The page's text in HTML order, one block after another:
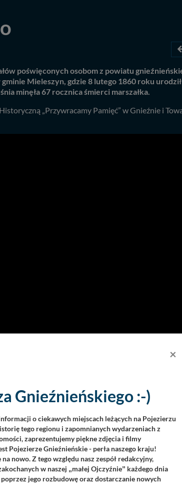
poświęconych osobom z powiatu
Mieleszyn, gdzie 8 lutego 1860 roku
minęła 67 rocznica śmierci marszałka.
„Przywracamy Pamięć” w Gnieźnie i
×
Gnieźnieńskiego :-)
o ciekawych miejscach leżących na Pojezierzu
tego regionu i zapomnianych wydarzeniach z
zaprezentujemy piękne zdjęcia i filmy
Pojezierze Gnieźnieńskie - perła naszego kraju!
nowo. Z tego względu nasz zespół redakcyjny,
w naszej „małej Ojczyźnie” każdego dnia
jego rozbudowę oraz dostarczanie nowych